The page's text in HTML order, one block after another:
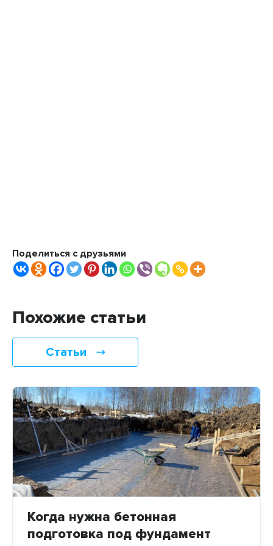
Поделиться с друзьями
Похожие статьи
Статьи
Когда нужна бетонная
подготовка под фундамент